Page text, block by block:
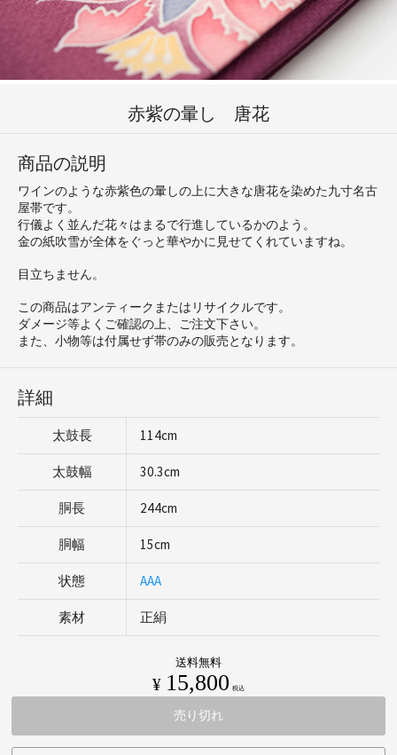
赤紫の暈し 唐花
商品の説明
ワインのような赤紫色の暈しの上に大きな唐花を染めた九寸名古
屋帯です。
行儀よく並んだ花々はまるで行進しているかのよう。
金の紙吹雪が全体をぐっと華やかに見せてくれていますね。
目立ちません。
この商品はアンティークまたはリサイクルです。
ダメージ等よくご確認の上、ご注文下さい。
また、小物等は付属せず帯のみの販売となります。
詳細
太鼓長 114cm
太鼓幅 30.3cm
胴長 244cm
胴幅 15cm
状態 AAA
素材 正絹
送料無料
¥ 15,800 税込
売り切れ